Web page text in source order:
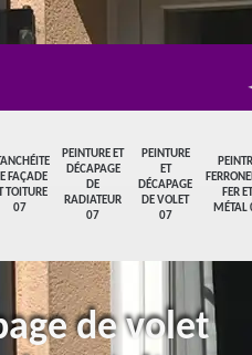
FAÇADE
TOITURE
07
PEINTURE ET
DÉCAPAGE
DE
RADIATEUR
07
PEINTURE
ET
DÉCAPAGE
DE VOLET
07
FER ET
MÉTAL
de volet